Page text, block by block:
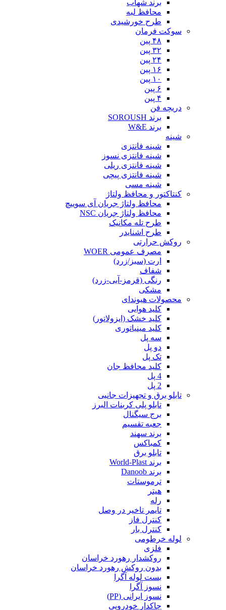
برند شهاب
محافظ لبه
طرح خورشیدی
سوکت فرمان
۴۸ پین
۳۲ پین
۲۴ پین
۱۶ پین
۱۰ پین
۶ پین
۴ پین
دریچه فن
برند SOROUSH
برند W&E
شینه
شینه فانتزی
شینه فانتزی نسوز
شینه فانتزی ریلی
شینه فانتزی پیچی
شینه مسی
کنتاکتور و محافظ ولتاژ
محافظ ولتاژ جریان آی سوییچ
محافظ ولتاژ جریان NSC
طرح تله مکانیک
طرح اشنایدر
روکش حرارتی
مصرف عمومی WOER
ارت (سبز/زرد)
شفاف
رنگی (قرمز-آبی-زرد)
مشکی
محصولات هیوندای
کلید هوایی
کلید خشک (ایزولاتور)
کلید مینیاتوری
سه پل
دو پل
تک پل
کلید محافظ جان
4 پل
2 پل
تابلو برق و تجهیزات جانبی
تابلو پلی کربنات البرز
برج سیگنال
جعبه تقسیم
برند سهند
کمباکس
تابلو برق
برند World-Plast
برند Danoob
ترموستات
هیتر
رله
تایمر تاخیر در وصل
کنترل فاز
کنترل بار
لوله خرطومی
فلزی
روکشدار رهورد خراسان
بدون روکش رهورد خراسان
بست لوله آگرا
نسوز آگرا
نسوز ایرانی (PP)
چاکدار خودرویی